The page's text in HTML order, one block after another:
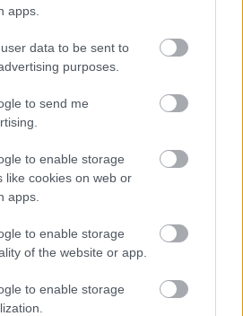
apps.
data to be sent to
purposes.
to send me
to enable storage
like cookies on web or
apps.
to enable storage
of the website or app.
to enable storage
magasra növő, tömött, kúpos
részén félkörben, kefeszerűen
kifelé ívelő levelek fonákán két fehér
gázcserenyílásokkal és
kellemesen narancsos
hullanak szét.
wiki/Kaukázusi_jegenyefenyő